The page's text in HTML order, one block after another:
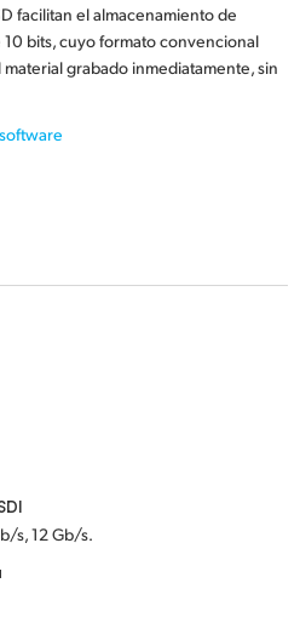
facilitan el almacenamiento de
bits, cuyo formato convencional
grabado inmediatamente, sin
s, 12 Gb/s.